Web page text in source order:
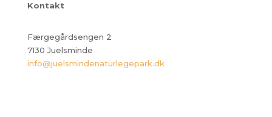
Kontakt
Færgegårdsengen 2
7130 Juelsminde
info@juelsmindenaturlegepark.dk